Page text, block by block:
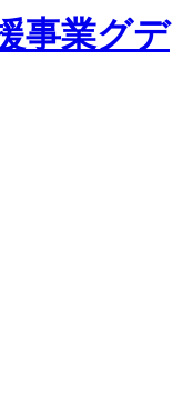
事業グデ